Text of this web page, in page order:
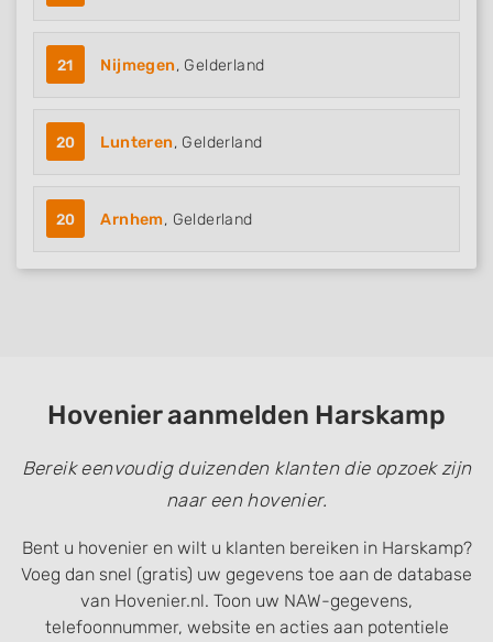
21 Nijmegen, Gelderland
20 Lunteren, Gelderland
20 Arnhem, Gelderland
Hovenier aanmelden Harskamp
Bereik eenvoudig duizenden klanten die opzoek zijn
naar een hovenier.
Bent u hovenier en wilt u klanten bereiken in Harskamp?
Voeg dan snel (gratis) uw gegevens toe aan de database
van Hovenier.nl. Toon uw NAW-gegevens,
telefoonnummer, website en acties aan potentiele